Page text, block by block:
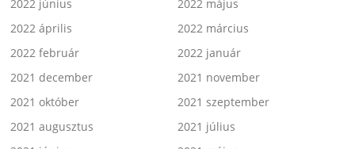
2022 június
2022 május
2022 április
2022 március
2022 február
2022 január
2021 december
2021 november
2021 október
2021 szeptember
2021 augusztus
2021 július